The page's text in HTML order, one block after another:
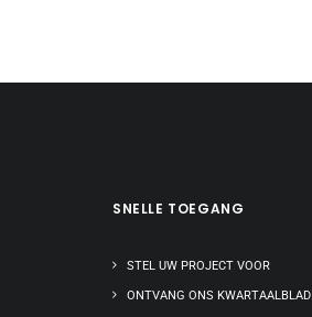
SNELLE TOEGANG
STEL UW PROJECT VOOR
ONTVANG ONS KWARTAALBLAD